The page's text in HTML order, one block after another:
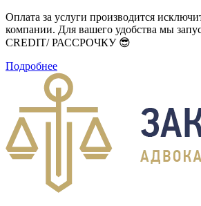
Оплата за услуги производится
компании. Для вашего удобства мы
CREDIT/ РАССРОЧКУ 😎
Подробнее